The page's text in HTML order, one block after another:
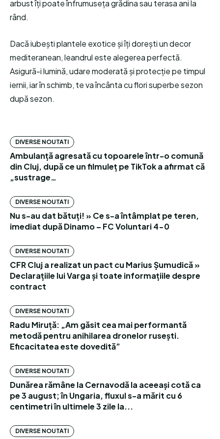
arbust îți poate înfrumuseța grădina sau terasa ani la
rând.
Dacă iubești plantele exotice și îți dorești un decor
mediteranean, leandrul este alegerea perfectă.
Asigură-i lumină, udare moderată și protecție pe timpul
iernii, iar în schimb, te va încânta cu flori superbe sezon
după sezon.
DIVERSE NOUTATI
Ambulanță agresată cu topoarele într-o comună
din Cluj, după ce un filmuleț pe TikTok a afirmat că
„sustrage…
DIVERSE NOUTATI
Nu s-au dat bătuți! » Ce s-a întâmplat pe teren,
imediat după Dinamo – FC Voluntari 4-0
DIVERSE NOUTATI
CFR Cluj a realizat un pact cu Marius Șumudică »
Declarațiile lui Varga și toate informațiile despre
contract
DIVERSE NOUTATI
Radu Miruță: „Am găsit cea mai performantă
metodă pentru anihilarea dronelor rusești.
Eficacitatea este dovedită”
DIVERSE NOUTATI
Dunărea rămâne la Cernavodă la aceeași cotă ca
pe 3 august; în Ungaria, fluxul s-a mărit cu 6
centimetri în ultimele 3 zile la...
DIVERSE NOUTATI